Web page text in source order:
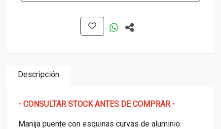
Descripción
- CONSULTAR STOCK ANTES DE COMPRAR -
Manija puente con esquinas curvas de aluminio.